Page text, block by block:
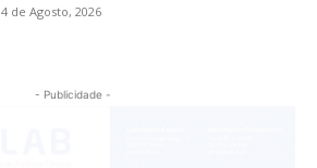
4 de Agosto, 2026
- Publicidade -